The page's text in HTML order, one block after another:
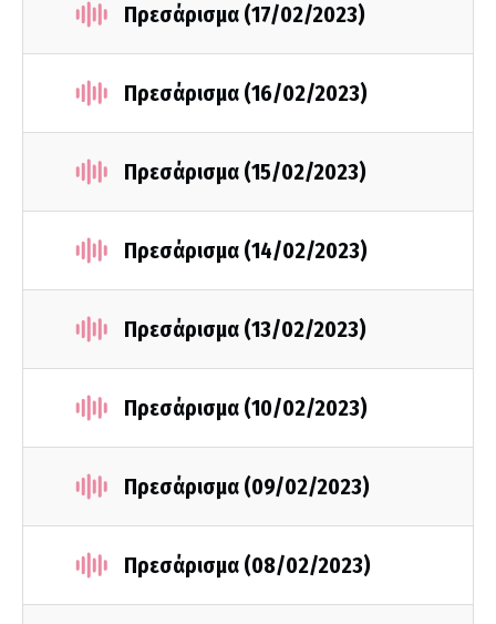
Πρεσάρισμα (17/02/2023)
Πρεσάρισμα (16/02/2023)
Πρεσάρισμα (15/02/2023)
Πρεσάρισμα (14/02/2023)
Πρεσάρισμα (13/02/2023)
Πρεσάρισμα (10/02/2023)
Πρεσάρισμα (09/02/2023)
Πρεσάρισμα (08/02/2023)